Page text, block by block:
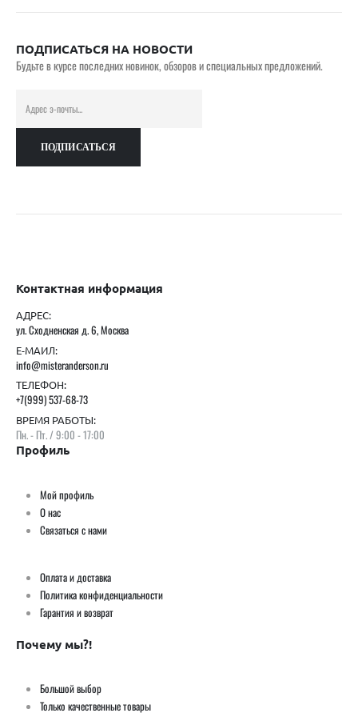
ПОДПИСАТЬСЯ НА НОВОСТИ
Будьте в курсе последних новинок, обзоров и специальных предложений.
Контактная информация
АДРЕС:
ул. Сходненская д. 6, Москва
Е-МАИЛ:
info@misteranderson.ru
ТЕЛЕФОН:
+7(999) 537-68-73
ВРЕМЯ РАБОТЫ:
Пн. - Пт. / 9:00 - 17:00
Профиль
Мой профиль
О нас
Связаться с нами
Оплата и доставка
Политика конфиденциальности
Гарантия и возврат
Почему мы?!
Большой выбор
Только качественные товары